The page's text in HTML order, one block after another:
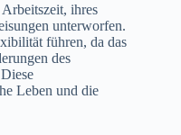
ihres
unterworfen.
führen, da das
des
Leben und die